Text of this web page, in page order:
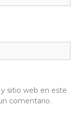
sitio web en este
comentario.